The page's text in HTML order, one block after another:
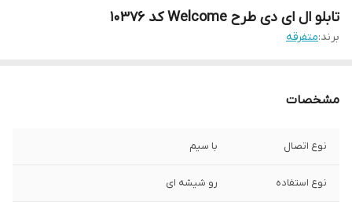
تابلو ال ای دی طرح Welcome کد 10376
برند:متفرقه
مشخصات
نوع اتصال با سیم
نوع استفاده رو شیشه ای